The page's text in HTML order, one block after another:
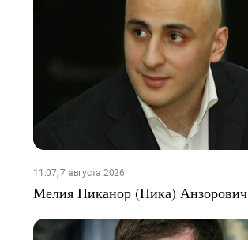
11:07, 7 августа 2026
Мелия Никанор (Ника) Анзорович